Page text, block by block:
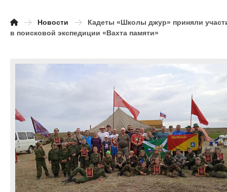
Новости
Кадеты «Школы джур» приняли
в поисковой экспедиции «Вахта памяти»